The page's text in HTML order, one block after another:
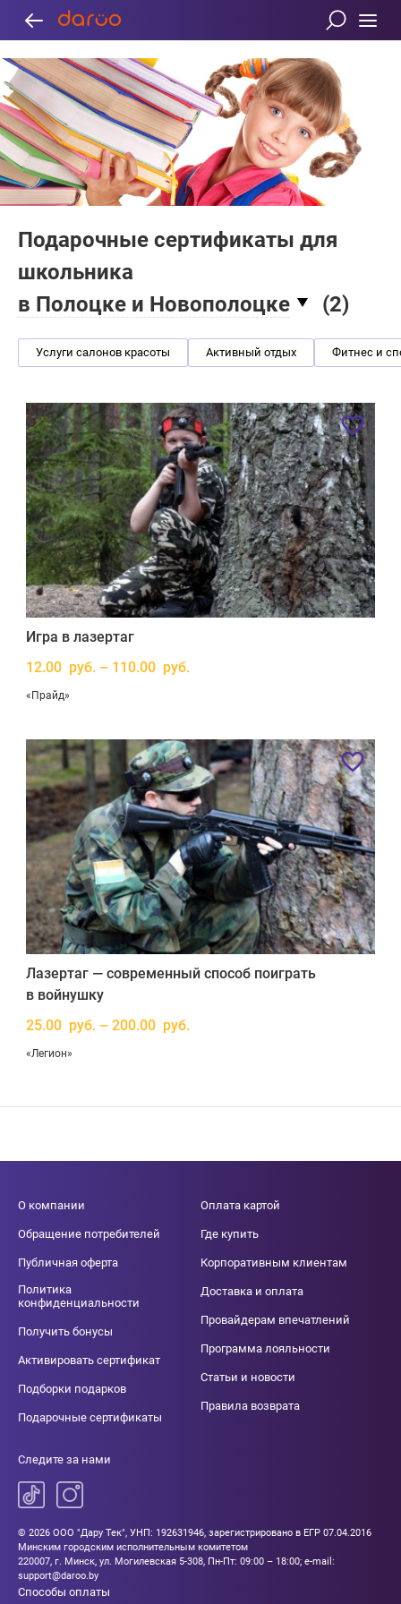
Подарочные сертификаты для
школьника
в Полоцке и Новополоцке
(2)
Услуги салонов красоты Активный отдых Фитнес и
Игра в лазертаг
12.00 руб. – 110.00 руб.
«Прайд»
Лазертаг — современный способ поиграть
в войнушку
25.00 руб. – 200.00 руб.
«Легион»
О компании
Обращение потребителей
Публичная оферта
Политика
конфиденциальности
Получить бонусы
Активировать сертификат
Подборки подарков
Подарочные сертификаты
Оплата картой
Где купить
Корпоративным клиентам
Доставка и оплата
Провайдерам впечатлений
Программа лояльности
Статьи и новости
Правила возврата
Следите за нами
© 2026 ООО "Дару Тек", УНП: 192631946, зарегистрировано в ЕГР 07.04.2016
Минским городским исполнительным комитетом
220007, г. Минск, ул. Могилевская 5-308, Пн-Пт: 09:00 – 18:00; e-mail:
support@daroo.by
Способы оплаты